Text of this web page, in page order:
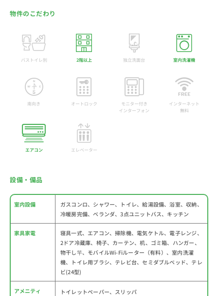
物件のこだわり
バストイレ別 2階以上 独立洗面台 室内洗濯機
南向き オートロック
モニター付き
インターフォン
インターネット
無料
エアコン エレベーター
設備・備品
室内設備
ガスコンロ、シャワー、トイレ、給湯設備、浴室、収納、
冷暖房完備、ベランダ、3点ユニットバス、キッチン
家具家電
寝具一式、エアコン、掃除機、電気ケトル、電子レンジ、
2ドア冷蔵庫、椅子、カーテン、机、ゴミ箱、ハンガー、
物干し竿、モバイルWi-Fiルーター（有料）、室内洗濯
機、トイレ用ブラシ、テレビ台、セミダブルベッド、テレ
ビ(24型)
アメニティ トイレットペーパー、スリッパ